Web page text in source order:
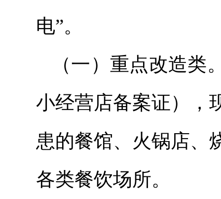
电”。
（一）重点改造
小经营店备案证），
患的餐馆、火锅店、
各类餐饮场所。